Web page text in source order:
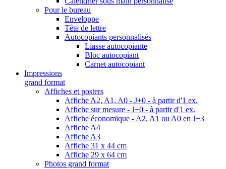
Pour le bureau
Enveloppe
Tête de lettre
Autocopiants personnalisés
Liasse autocopiante
Bloc autocopiant
Carnet autocopiant
Impressions
grand format
Affiches et posters
Affiche A2, A1, A0 - J+0 - à partir d'1 ex.
Affiche sur mesure - J+0 - à partir d'1 ex.
Affiche économique - A2, A1 ou A0 en J+3
Affiche A4
Affiche A3
Affiche 31 x 44 cm
Affiche 29 x 64 cm
Photos grand format